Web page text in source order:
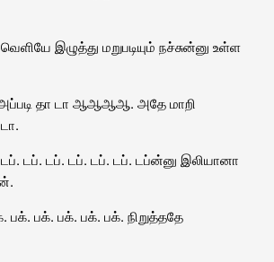
இழுத்து மறுபடியும் நச்சுன்னு உள்ள
தா டா ஆஆஆஆ. அதே மாறி
டப். டப். டப். டப். டப். டப்ன்னு இலியானா
பக். பக். பக். பக். நிறுத்ததே